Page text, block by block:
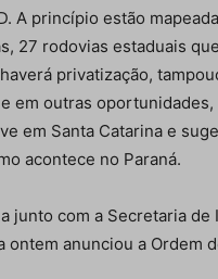
A princípio estão
27 rodovias estaduais
privatização,
em outras
em Santa Catarina e
acontece no Paraná.
junto com a Secretaria de
anunciou a Ordem